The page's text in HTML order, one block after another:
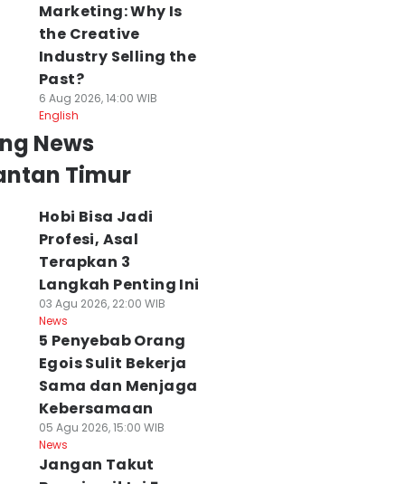
Marketing: Why Is
the Creative
Industry Selling the
Past?
6 Aug 2026, 14:00 WIB
English
News
Timur
Hobi Bisa Jadi
Profesi, Asal
Terapkan 3
Langkah Penting Ini
03 Agu 2026, 22:00 WIB
News
5 Penyebab Orang
Egois Sulit Bekerja
Sama dan Menjaga
Kebersamaan
05 Agu 2026, 15:00 WIB
News
Jangan Takut